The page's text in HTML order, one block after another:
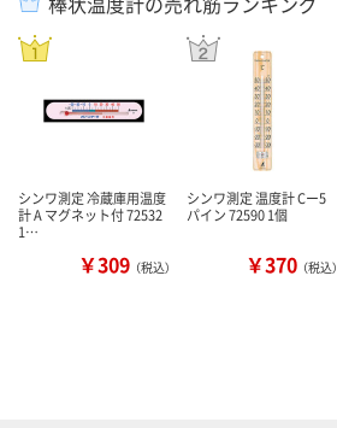
シンワ測定 冷蔵庫用温度
計 A マグネット付 72532
1…
￥309 （税込）
シンワ測定 温度計 Cー5
パイン 72590 1個
￥370 （税込）